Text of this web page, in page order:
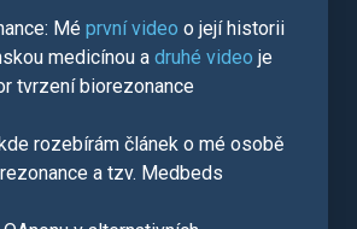
Mé první video o její historii
medicínou a druhé video je
tvrzení biorezonance
rozebírám článek o mé osobě
a tzv. Medbeds